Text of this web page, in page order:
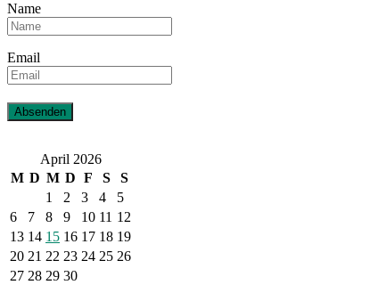
Name
Email
April 2026
M D M D F S
S
1
2 3 4
5
6
7 8 9 10 11 12
13 14 15 16 17 18 19
20 21 22 23 24 25 26
27 28 29 30